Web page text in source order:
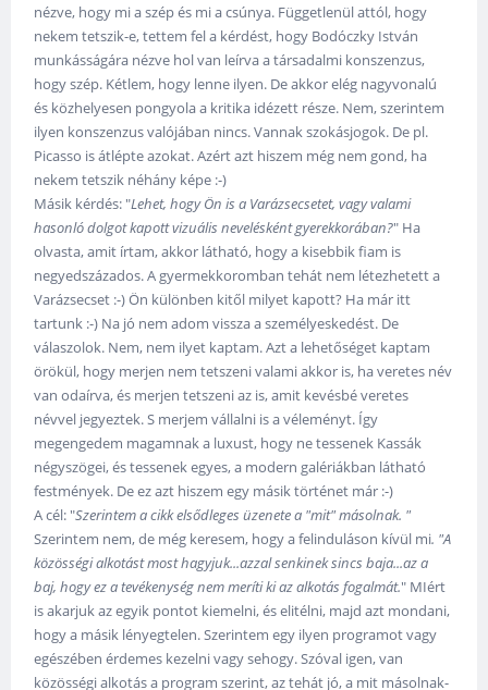
nézve, hogy mi a szép és mi a csúnya. Függetlenül attól, hogy
nekem tetszik-e, tettem fel a kérdést, hogy Bodóczky István
munkásságára nézve hol van leírva a társadalmi konszenzus,
hogy szép. Kétlem, hogy lenne ilyen. De akkor elég nagyvonalú
és közhelyesen pongyola a kritika idézett része. Nem, szerintem
ilyen konszenzus valójában nincs. Vannak szokásjogok. De pl.
Picasso is átlépte azokat. Azért azt hiszem még nem gond, ha
nekem tetszik néhány képe :-)
Másik kérdés: "Lehet, hogy Ön is a Varázsecsetet, vagy valami
hasonló dolgot kapott vizuális nevelésként gyerekkorában?" Ha
olvasta, amit írtam, akkor látható, hogy a kisebbik fiam is
negyedszázados. A gyermekkoromban tehát nem létezhetett a
Varázsecset :-) Ön különben kitől milyet kapott? Ha már itt
tartunk :-) Na jó nem adom vissza a személyeskedést. De
válaszolok. Nem, nem ilyet kaptam. Azt a lehetőséget kaptam
örökül, hogy merjen nem tetszeni valami akkor is, ha veretes név
van odaírva, és merjen tetszeni az is, amit kevésbé veretes
névvel jegyeztek. S merjem vállalni is a véleményt. Így
megengedem magamnak a luxust, hogy ne tessenek Kassák
négyszögei, és tessenek egyes, a modern galériákban látható
festmények. De ez azt hiszem egy másik történet már :-)
A cél: "Szerintem a cikk elsődleges üzenete a "mit" másolnak. "
Szerintem nem, de még keresem, hogy a felinduláson kívül mi. "A
közösségi alkotást most hagyjuk...azzal senkinek sincs baja...az a
baj, hogy ez a tevékenység nem meríti ki az alkotás fogalmát." MIért
is akarjuk az egyik pontot kiemelni, és elitélni, majd azt mondani,
hogy a másik lényegtelen. Szerintem egy ilyen programot vagy
egészében érdemes kezelni vagy sehogy. Szóval igen, van
közösségi alkotás a program szerint, az tehát jó, a mit másolnak-